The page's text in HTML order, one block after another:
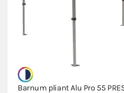
Barnum pliant Alu Pro 55